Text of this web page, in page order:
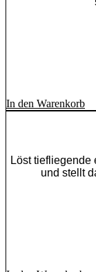
In den Warenkorb
Löst tiefliegende
und stellt